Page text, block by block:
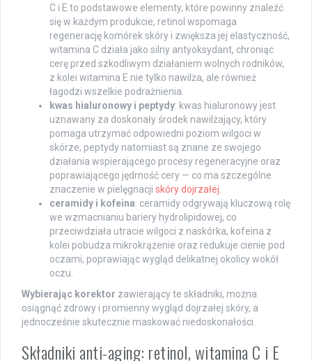
C i E to podstawowe elementy, które powinny znaleźć
się w każdym produkcie, retinol wspomaga
regenerację komórek skóry i zwiększa jej elastyczność,
witamina C działa jako silny antyoksydant, chroniąc
cerę przed szkodliwym działaniem wolnych rodników,
z kolei witamina E nie tylko nawilża, ale również
łagodzi wszelkie podrażnienia.
kwas hialuronowy i peptydy: kwas hialuronowy jest
uznawany za doskonały środek nawilżający, który
pomaga utrzymać odpowiedni poziom wilgoci w
skórze, peptydy natomiast są znane ze swojego
działania wspierającego procesy regeneracyjne oraz
poprawiającego jędrność cery — co ma szczególne
znaczenie w pielęgnacji skóry dojrzałej
ceramidy i kofeina: ceramidy odgrywają kluczową rolę
we wzmacnianiu bariery hydrolipidowej, co
przeciwdziała utracie wilgoci z naskórka, kofeina z
kolei pobudza mikrokrążenie oraz redukuje cienie pod
oczami, poprawiając wygląd delikatnej okolicy wokół
oczu.
Wybierając korektor zawierający te składniki, można
osiągnąć zdrowy i promienny wygląd dojrzałej skóry, a
jednocześnie skutecznie maskować niedoskonałości.
Składniki anti-aging: retinol, witamina C i E